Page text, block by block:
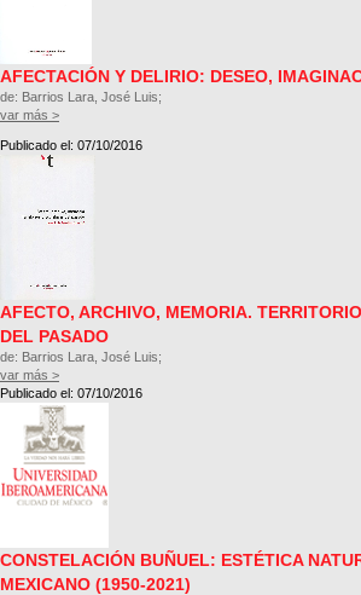
AFECTACIÓN Y DELIRIO: DESEO,
de: Barrios Lara, José Luis;
var más >
Publicado el: 07/10/2016
AFECTO, ARCHIVO, MEMORIA.
DEL PASADO
de: Barrios Lara, José Luis;
var más >
Publicado el: 07/10/2016
CONSTELACIÓN BUÑUEL: ESTÉTICA
MEXICANO (1950-2021)